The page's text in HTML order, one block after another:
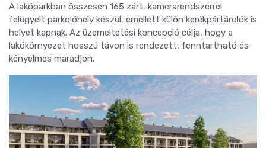
A lakóparkban összesen 165 zárt, kamerarendszerrel
felügyelt parkolóhely készül, emellett külön kerékpártárolók is
helyet kapnak. Az üzemeltetési koncepció célja, hogy a
lakókörnyezet hosszú távon is rendezett, fenntartható és
kényelmes maradjon.